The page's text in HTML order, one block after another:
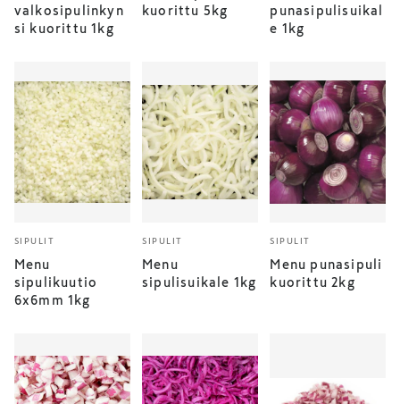
valkosipulinkyn
si kuorittu 1kg
kuorittu 5kg
punasipulisuikal
e 1kg
SIPULIT
Menu
sipulikuutio
6x6mm 1kg
SIPULIT
Menu
sipulisuikale 1kg
SIPULIT
Menu punasipuli
kuorittu 2kg